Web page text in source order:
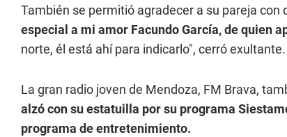
También se permitió agradecer a su pareja
especial a mi amor Facundo García, de quien
norte, él está ahí para indicarlo", cerró exultante.
La gran radio joven de Mendoza, FM Brava,
alzó con su estatuilla por su programa
programa de entretenimiento.